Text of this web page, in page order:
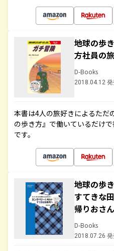
地球の歩
方社員の
D-Books
2018.04.12
本書は4人の旅好きによるただ
の歩き方』で働いているだけ
です。
地球の歩
すてきな
帰りおさ
D-Books
2018.07.26